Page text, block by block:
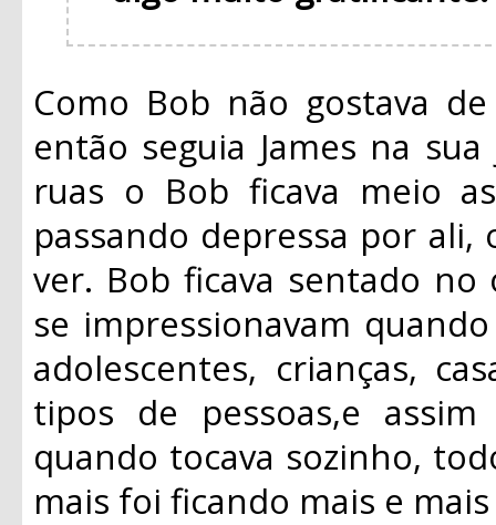
Como Bob não gostava
então seguia James na
ruas o Bob ficava meio
passando depressa por
ver. Bob ficava sentado
se impressionavam
adolescentes, crianças,
tipos de pessoas,e
quando tocava sozinho,
mais foi ficando mais e